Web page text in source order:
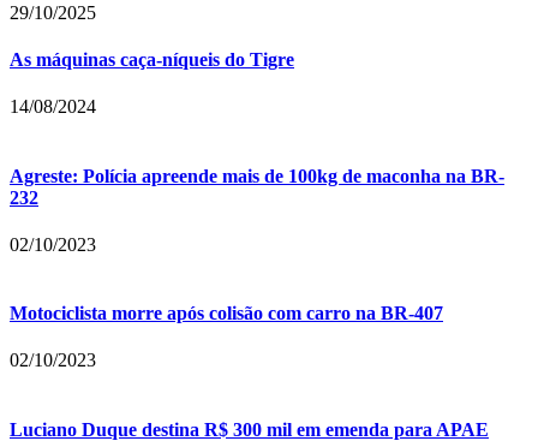
29/10/2025
As máquinas caça-níqueis do Tigre
14/08/2024
Agreste: Polícia apreende mais de 100kg de maconha na BR-
232
02/10/2023
Motociclista morre após colisão com carro na BR-407
02/10/2023
Luciano Duque destina R$ 300 mil em emenda para APAE